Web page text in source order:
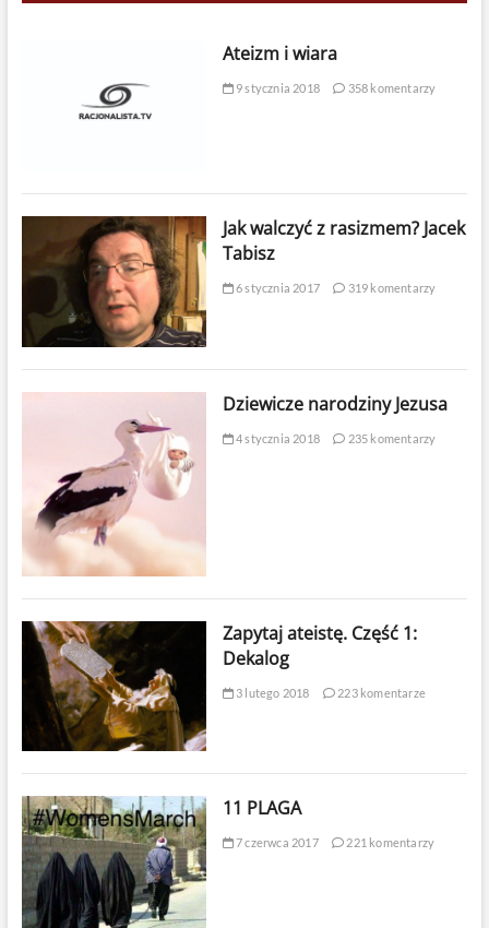
Ateizm i wiara
9 stycznia 2018 358 komentarzy
Jak walczyć z rasizmem? Jacek
Tabisz
6 stycznia 2017 319 komentarzy
Dziewicze narodziny Jezusa
4 stycznia 2018 235 komentarzy
Zapytaj ateistę. Część 1:
Dekalog
3 lutego 2018 223 komentarze
11 PLAGA
7 czerwca 2017 221 komentarzy